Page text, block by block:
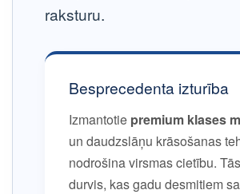
raksturu.
Besprecedenta izturība
Izmantotie premium klases
un daudzslāņu krāsošanas
nodrošina virsmas cietību.
durvis, kas gadu desmitiem